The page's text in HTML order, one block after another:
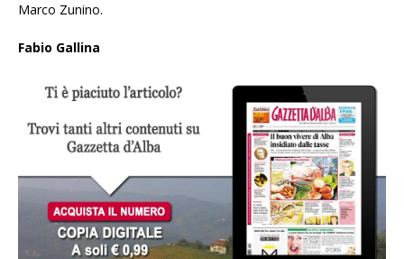
Marco Zunino.
Fabio Gallina